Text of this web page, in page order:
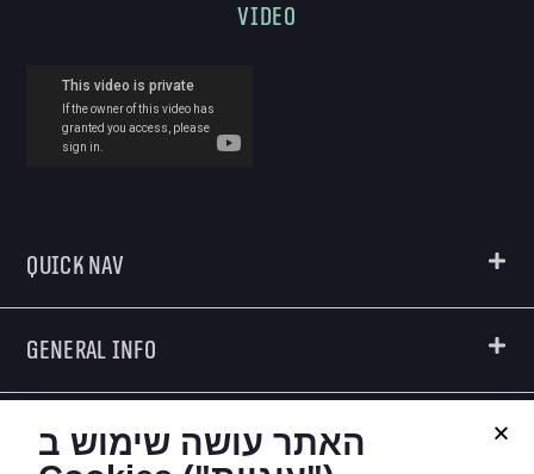
Video
Quick Nav
General Info
Creators
האתר עושה שימוש ב